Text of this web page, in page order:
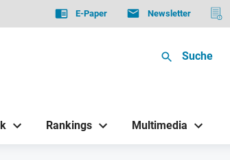
E-Paper Newsletter
Suche
Rankings Multimedia